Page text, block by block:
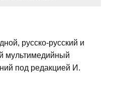
русско-русский и
мультимедийный
под редакцией И.